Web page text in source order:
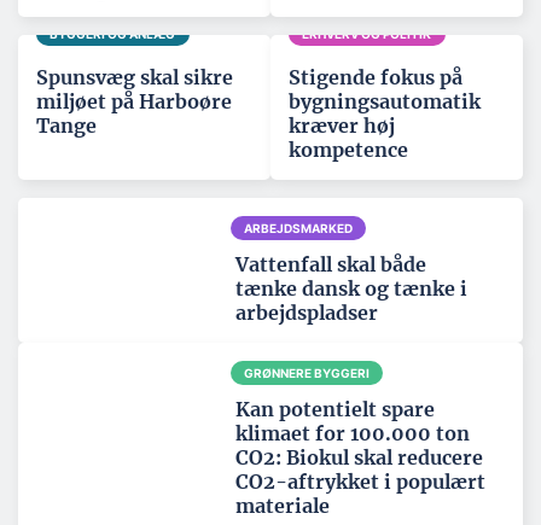
BYGGERI OG ANLÆG
Spunsvæg skal sikre
miljøet på Harboøre
Tange
ERHVERV OG POLITIK
Stigende fokus på
bygningsautomatik
kræver høj
kompetence
ARBEJDSMARKED
Vattenfall skal både
tænke dansk og tænke i
arbejdspladser
GRØNNERE BYGGERI
Kan potentielt spare
klimaet for 100.000 ton
CO2: Biokul skal reducere
CO2-aftrykket i populært
materiale